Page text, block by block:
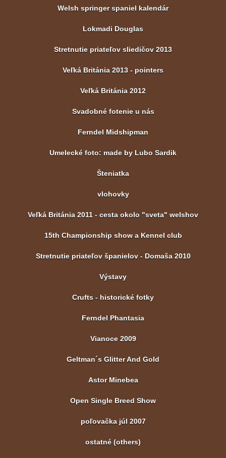
Welsh springer spaniel kalendár
Lokmadi Douglas
Stretnutie priateľov sliedičov 2013
Veľká Británia 2013 - pointers
Veľká Británia 2012
Svadobné fotenie u nás
Ferndel Midshipman
Umelecké foto: made by Lubo Sardik
Šteniatka
vlohovky
Veľká Británia 2011 - cesta okolo "sveta" welshov
15th Championship show a Kennel club
Stretnutie priateľov španielov - Domaša 2010
Výstavy
Crufts - historické fotky
Ferndel Phantasia
Vianoce 2009
Geltman´s Glitter And Gold
Astor Minebea
Open Single Breed Show
poľovačka júl 2007
ostatné (others)